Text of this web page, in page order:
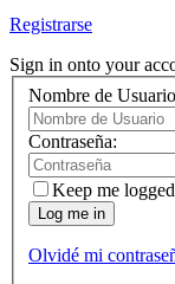
Registrarse
Sign in onto your
Nombre de
Contraseña:
Keep me
Log me in
Olvidé mi